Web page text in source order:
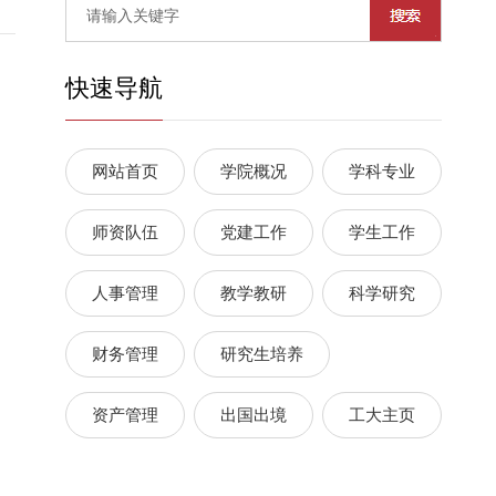
快速导航
网站首页 学院概况 学科专业
师资队伍 党建工作 学生工作
人事管理 教学教研 科学研究
财务管理 研究生培养
资产管理 出国出境 工大主页